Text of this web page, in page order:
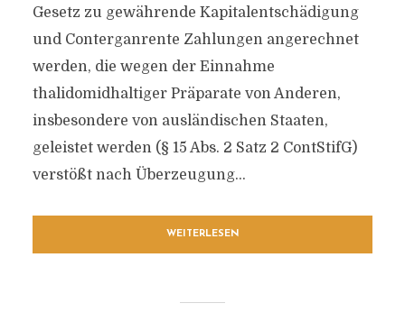
Gesetz zu gewährende Kapitalentschädigung
und Conterganrente Zahlungen angerechnet
werden, die wegen der Einnahme
thalidomidhaltiger Präparate von Anderen,
insbesondere von ausländischen Staaten,
geleistet werden (§ 15 Abs. 2 Satz 2 ContStifG)
verstößt nach Überzeugung...
WEITERLESEN